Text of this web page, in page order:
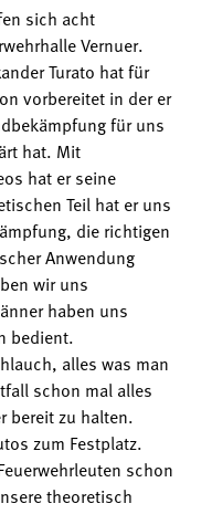
sich acht
Vernuer.
Turato hat für
vorbereitet in der er
für uns
hat. Mit
hat er seine
Teil hat er uns
die richtigen
Anwendung
wir uns
haben uns
bedient.
alles was man
schon mal alles
bereit zu halten.
zum Festplatz.
schon
theoretisch